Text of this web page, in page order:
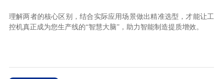
理解两者的核心区别，结合实际应用场景做出精准选型，才能让工
控机真正成为您生产线的“智慧大脑”，助力智能制造提质增效。